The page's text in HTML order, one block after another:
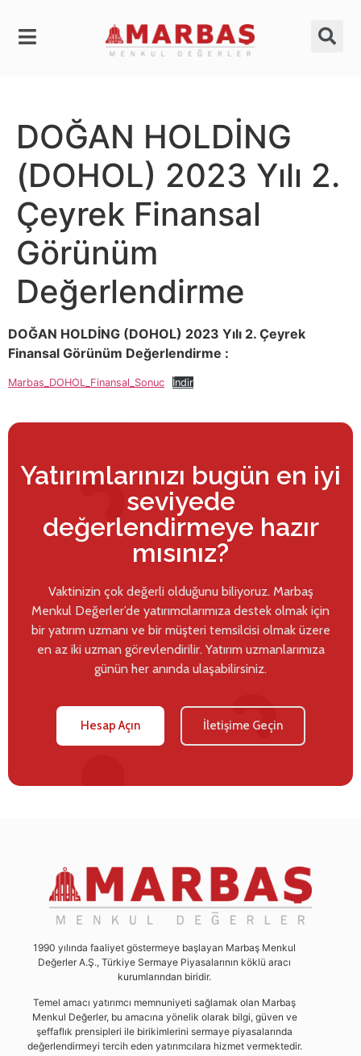
DOĞAN HOLDİNG
(DOHOL) 2023 Yılı 2.
Çeyrek Finansal
Görünüm
Değerlendirme
DOĞAN HOLDİNG (DOHOL) 2023 Yılı 2. Çeyrek
Finansal Görünüm Değerlendirme :
Marbas_DOHOL_Finansal_Sonuc İndir
Yatırımlarınızı bugün en iyi
seviyede
değerlendirmeye hazır
mısınız?
Vaktinizin çok değerli olduğunu biliyoruz. Marbaş
Menkul Değerler’de yatırımcılarımıza destek olmak için
bir yatırım uzmanı ve bir müşteri temsilcisi olmak üzere
en az iki uzman görevlendirilir. Yatırım uzmanlarımıza
günün her anında ulaşabilirsiniz.
Hesap Açın İletişime Geçin
1990 yılında faaliyet göstermeye başlayan Marbaş Menkul
Değerler A.Ş., Türkiye Sermaye Piyasalarının köklü aracı
kurumlarından biridir.
Temel amacı yatırımcı memnuniyeti sağlamak olan Marbaş
Menkul Değerler, bu amacına yönelik olarak bilgi, güven ve
şeffaflık prensipleri ile birikimlerini sermaye piyasalarında
değerlendirmeyi tercih eden yatırımcılara hizmet vermektedir.